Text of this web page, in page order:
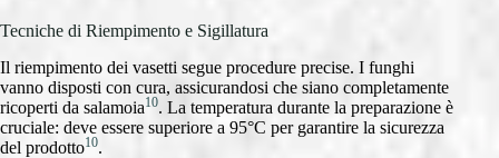
Tecniche di Riempimento e Sigillatura
Il riempimento dei vasetti segue procedure precise. I funghi
vanno disposti con cura, assicurandosi che siano completamente
ricoperti da salamoia10. La temperatura durante la preparazione è
cruciale: deve essere superiore a 95°C per garantire la sicurezza
del prodotto10.